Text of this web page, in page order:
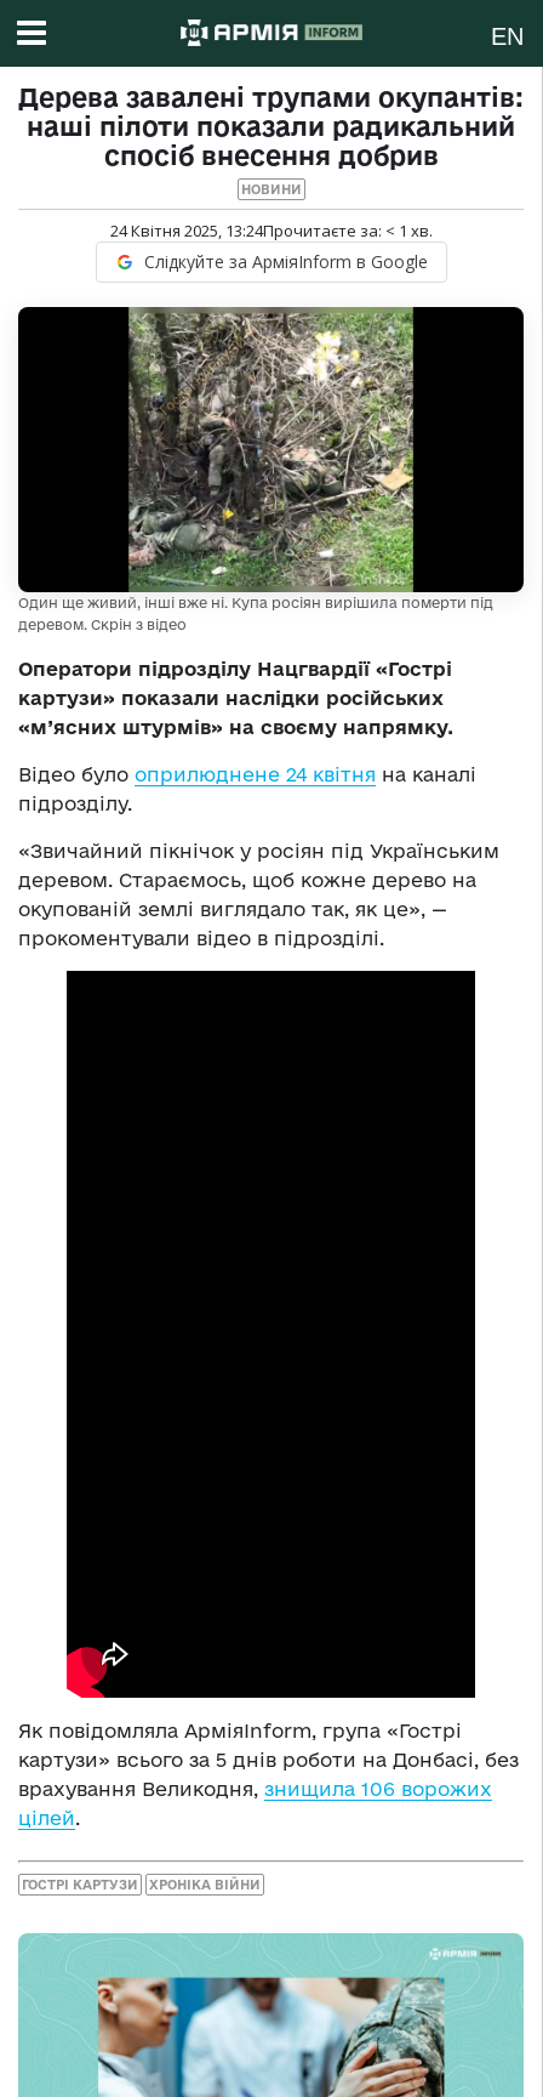
EN
Дерева завалені трупами окупантів:
наші пілоти показали радикальний
спосіб внесення добрив
НОВИНИ
24 Квітня 2025, 13:24Прочитаєте за: < 1 хв.
Слідкуйте за АрміяInform в Google
Один ще живий, інші вже ні. Купа росіян вирішила померти під
деревом. Скрін з відео
Оператори підрозділу Нацгвардії «Гострі
картузи» показали наслідки російських
«м’ясних штурмів» на своєму напрямку.
Відео було оприлюднене 24 квітня на каналі
підрозділу.
«Звичайний пікнічок у росіян під Українським
деревом. Стараємось, щоб кожне дерево на
окупованій землі виглядало так, як це», —
прокоментували відео в підрозділі.
Як повідомляла АрміяInform, група «Гострі
картузи» всього за 5 днів роботи на Донбасі, без
врахування Великодня, знищила 106 ворожих
цілей.
ГОСТРІ КАРТУЗИ ХРОНІКА ВІЙНИ